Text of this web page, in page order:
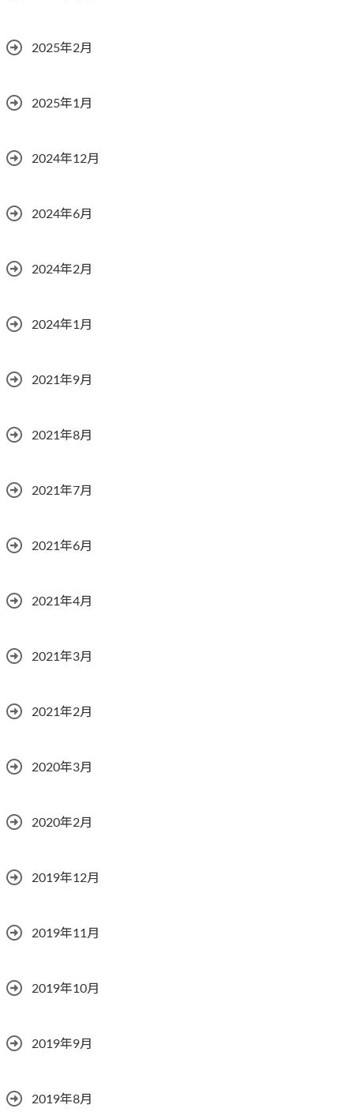
2025年2月
2025年1月
2024年12月
2024年6月
2024年2月
2024年1月
2021年9月
2021年8月
2021年7月
2021年6月
2021年4月
2021年3月
2021年2月
2020年3月
2020年2月
2019年12月
2019年11月
2019年10月
2019年9月
2019年8月